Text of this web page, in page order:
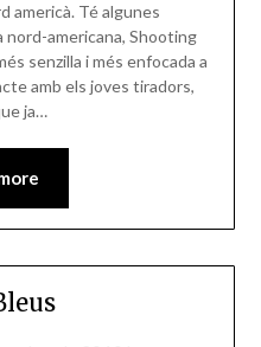
americà. Té algunes
nord-americana, Shooting
senzilla i més enfocada a
amb els joves tiradors,
ja…